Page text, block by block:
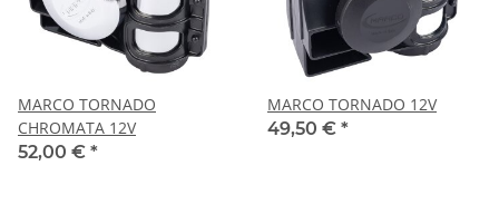
MARCO TORNADO
CHROMATA 12V
52,00 € *
MARCO TORNADO 12V
49,50 € *